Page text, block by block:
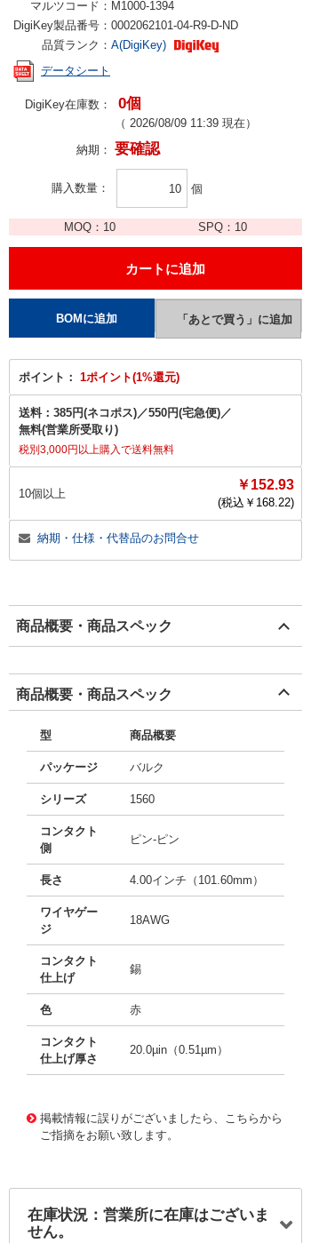
マルツコード： M1000-1394
DigiKey製品番号： 0002062101-04-R9-D-ND
品質ランク： A(DigiKey)
データシート
DigiKey在庫数： 0個
（ 2026/08/09 11:39 現在）
納期： 要確認
購入数量 個
MOQ： 10 SPQ： 10
ポイント： 1ポイント(1%還元)
送料： 385円(ネコポス)／550円(宅急便)／
無料(営業所受取り)
税別3,000円以上購入で送料無料
10個以上
￥152.93
(税込￥ 168.22)
納期・仕様・代替品のお問合せ
商品概要・商品スペック
商品概要・商品スペック
型 商品概要
パッケージ バルク
シリーズ 1560
コンタクト
側
ピン-ピン
長さ 4.00インチ（101.60mm）
ワイヤゲー
ジ
18AWG
コンタクト
仕上げ
錫
色 赤
コンタクト
仕上げ厚さ
20.0µin（0.51µm）
掲載情報に誤りがございましたら、こちらから
ご指摘をお願い致します。
在庫状況：営業所に在庫はございま
せん。